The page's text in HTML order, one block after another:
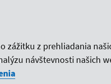
zážitku z prehliadania
návštevnosti našich